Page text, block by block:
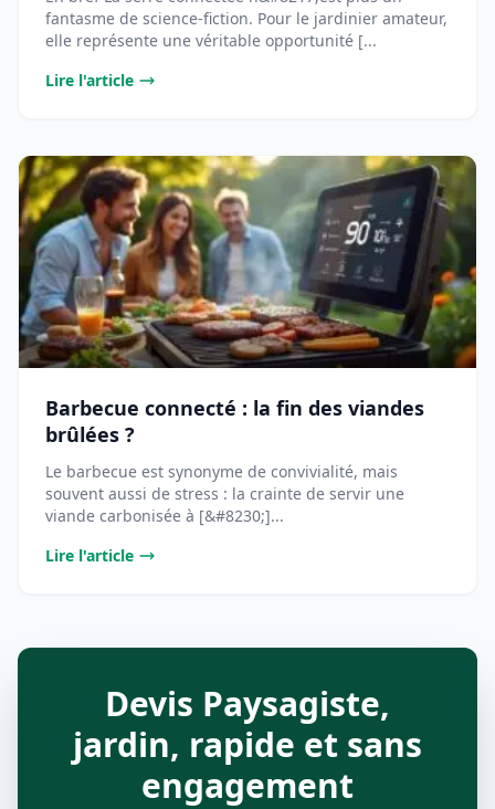
fantasme de science-fiction. Pour le jardinier amateur,
elle représente une véritable opportunité [...
Lire l'article
Barbecue connecté : la fin des viandes
brûlées ?
Le barbecue est synonyme de convivialité, mais
souvent aussi de stress : la crainte de servir une
viande carbonisée à [&#8230;]...
Lire l'article
Devis Paysagiste,
jardin, rapide et sans
engagement